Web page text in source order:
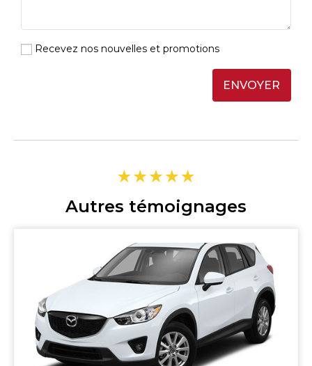
Recevez nos nouvelles et promotions
ENVOYER
Autres témoignages